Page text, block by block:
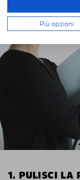
1. PULISCI LA
Più opzioni